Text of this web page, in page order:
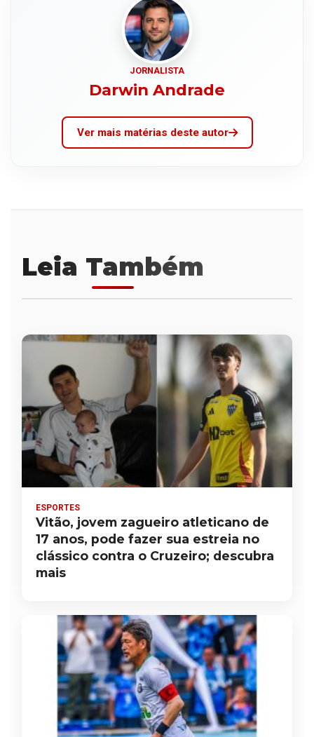
JORNALISTA
Darwin Andrade
Ver mais matérias deste autor
Leia Também
ESPORTES
Vitão, jovem zagueiro atleticano de
17 anos, pode fazer sua estreia no
clássico contra o Cruzeiro; descubra
mais